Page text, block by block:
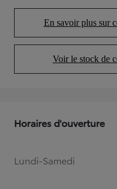
En savoir plus sur
Voir le stock de
Horaires d'ouverture
Lundi-Samedi